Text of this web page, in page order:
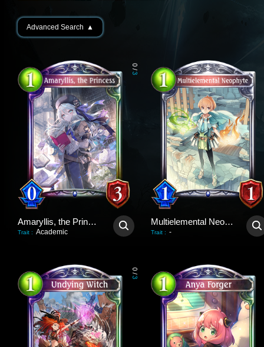
Advanced Search ▲
0
/
3
Amaryllis, the Princess
Trait : Academic
Multielemental Neophyte
Trait : -
0
/
3